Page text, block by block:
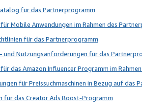
für das Partnerprogramm
Mobile Anwendungen im Rahmen des
für das Partnerprogramm
und Nutzungsanforderungen für das
das Amazon Influencer Programm im
für Preissuchmaschinen in Bezug auf das
für das Creator Ads Boost-Programm